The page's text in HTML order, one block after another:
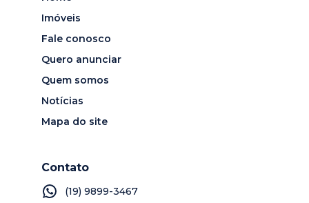
Imóveis
Fale conosco
Quero anunciar
Quem somos
Notícias
Mapa do site
Contato
(19) 9899-3467